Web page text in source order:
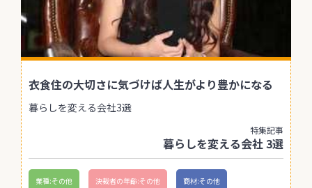
衣食住の大切さに気づけば人生がより豊かになる
暮らしを変える会社3選
特集記事
暮らしを変える会社 3選
業種:その他 決裁者の年齢:その他 商材:その他